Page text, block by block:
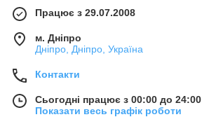
Працює з 29.07.2008
м. Дніпро
Дніпро, Дніпро, Україна
Контакти
Сьогодні працює з 00:00 до 24:00
Показати весь графік роботи